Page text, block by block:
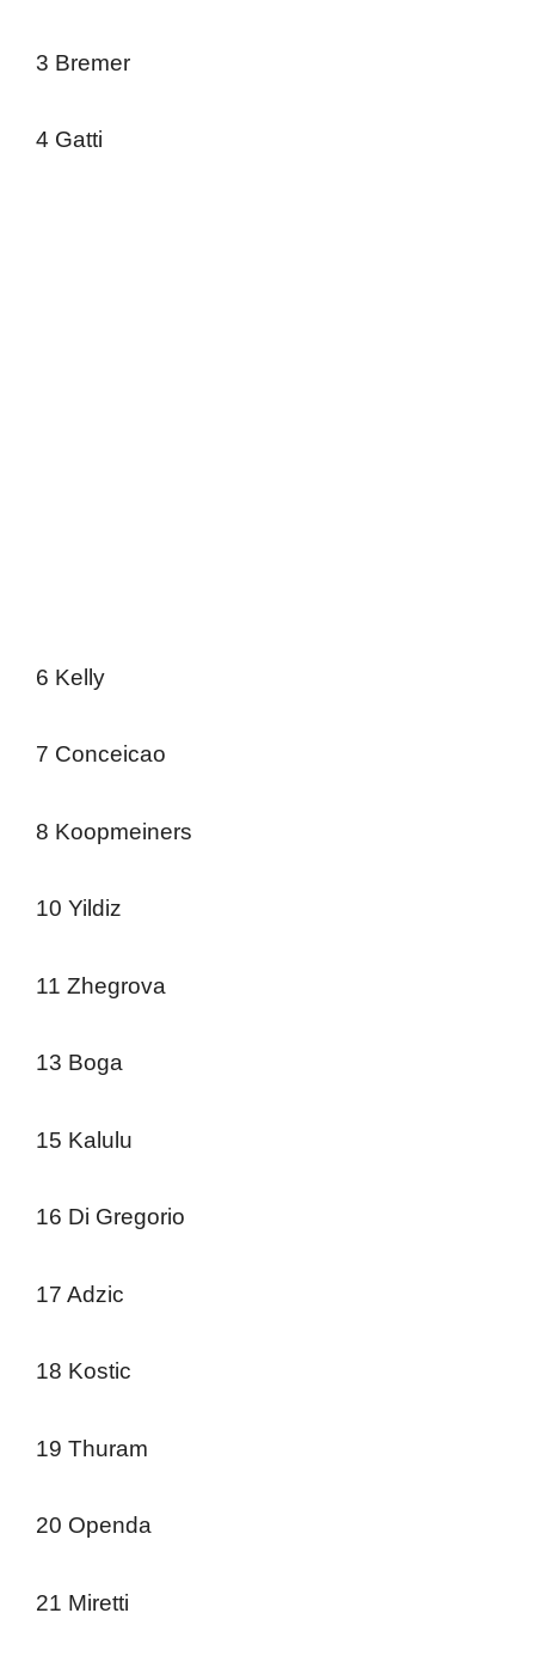
3 Bremer
4 Gatti
6 Kelly
7 Conceicao
8 Koopmeiners
10 Yildiz
11 Zhegrova
13 Boga
15 Kalulu
16 Di Gregorio
17 Adzic
18 Kostic
19 Thuram
20 Openda
21 Miretti